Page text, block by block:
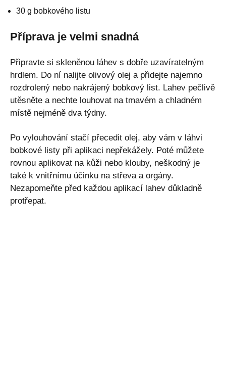
30 g bobkového listu
Příprava je velmi snadná
Připravte si skleněnou láhev s dobře uzavíratelným
hrdlem. Do ní nalijte olivový olej a přidejte najemno
rozdrolený nebo nakrájený bobkový list. Lahev pečlivě
utěsněte a nechte louhovat na tmavém a chladném
místě nejméně dva týdny.
Po vylouhování stačí přecedit olej, aby vám v láhvi
bobkové listy při aplikaci nepřekážely. Poté můžete
rovnou aplikovat na kůži nebo klouby, neškodný je
také k vnitřnímu účinku na střeva a orgány.
Nezapomeňte před každou aplikací lahev důkladně
protřepat.